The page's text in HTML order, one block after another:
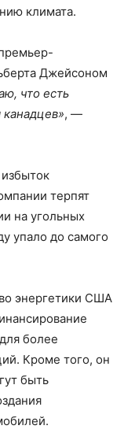
климата.
Джейсоном
что есть
, —
терпят
на угольных
упало до самого
энергетики США
более
Кроме того, он
быть